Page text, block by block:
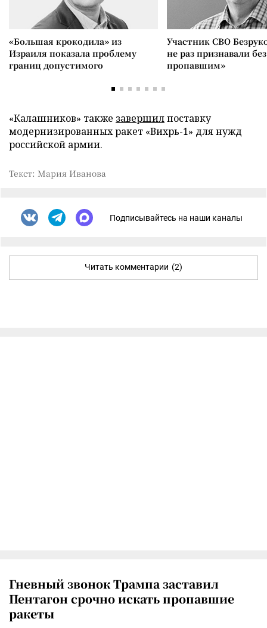
«Большая крокодила» из
Израиля показала проблему
границ допустимого
Участник СВО
не раз признавали
пропавшим»
«Калашников» также завершилпоставку
модернизированных ракет «Вихрь-1» для нужд
российской армии.
Текст: Мария Иванова
Подписывайтесь на наши каналы
Читать комментарии (2)
Гневный звонок Трампа заставил
Пентагон срочно искать пропавшие
ракеты